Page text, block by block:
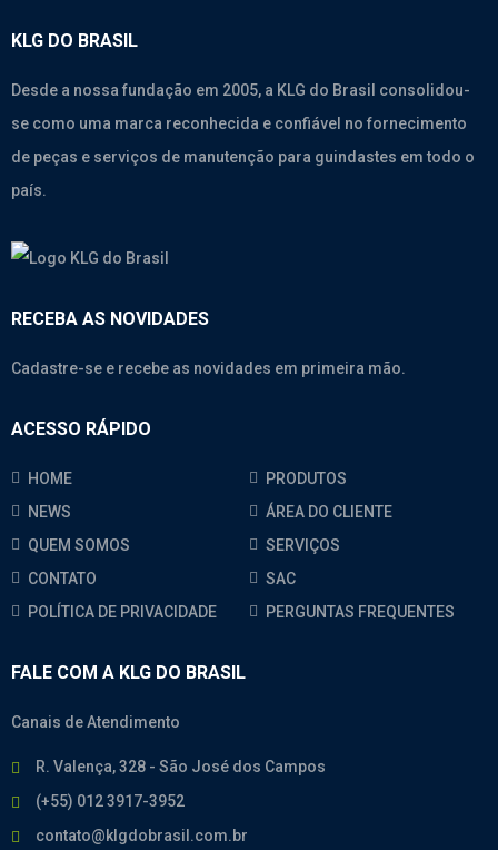
KLG DO BRASIL
Desde a nossa fundação em 2005, a KLG do Brasil consolidou-
se como uma marca reconhecida e confiável no fornecimento
de peças e serviços de manutenção para guindastes em todo o
país.
RECEBA AS NOVIDADES
Cadastre-se e recebe as novidades em primeira mão.
ACESSO RÁPIDO
HOME
PRODUTOS
NEWS
ÁREA DO CLIENTE
QUEM SOMOS
SERVIÇOS
CONTATO
SAC
POLÍTICA DE PRIVACIDADE
PERGUNTAS FREQUENTES
FALE COM A KLG DO BRASIL
Canais de Atendimento
R. Valença, 328 - São José dos Campos
(+55) 012 3917-3952
contato@klgdobrasil.com.br